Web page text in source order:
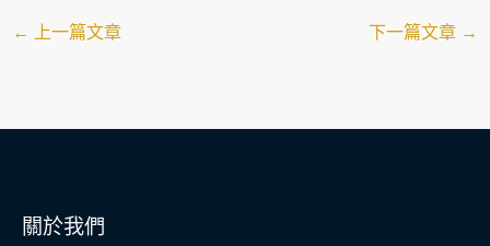
← 上一篇文章 下一篇文章 →
關於我們